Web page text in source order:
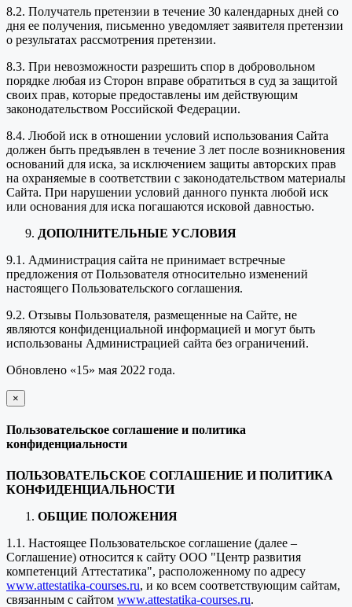
8.2. Получатель претензии в течение 30 календарных дней со
дня ее получения, письменно уведомляет заявителя претензии
о результатах рассмотрения претензии.
8.3. При невозможности разрешить спор в добровольном
порядке любая из Сторон вправе обратиться в суд за защитой
своих прав, которые предоставлены им действующим
законодательством Российской Федерации.
8.4. Любой иск в отношении условий использования Сайта
должен быть предъявлен в течение 3 лет после возникновения
оснований для иска, за исключением защиты авторских прав
на охраняемые в соответствии с законодательством материалы
Сайта. При нарушении условий данного пункта любой иск
или основания для иска погашаются исковой давностью.
ДОПОЛНИТЕЛЬНЫЕ УСЛОВИЯ
9.1. Администрация сайта не принимает встречные
предложения от Пользователя относительно изменений
настоящего Пользовательского соглашения.
9.2. Отзывы Пользователя, размещенные на Сайте, не
являются конфиденциальной информацией и могут быть
использованы Администрацией сайта без ограничений.
Обновлено «15» мая 2022 года.
×
закрыть
Пользовательское соглашение и политика
конфиденциальности
ПОЛЬЗОВАТЕЛЬСКОЕ СОГЛАШЕНИЕ И ПОЛИТИКА
КОНФИДЕНЦИАЛЬНОСТИ
ОБЩИЕ ПОЛОЖЕНИЯ
1.1. Настоящее Пользовательское соглашение (далее –
Соглашение) относится к сайту ООО "Центр развития
компетенций Аттестатика", расположенному по адресу
www.attestatika-courses.ru, и ко всем соответствующим сайтам,
связанным с сайтом www.attestatika-courses.ru.